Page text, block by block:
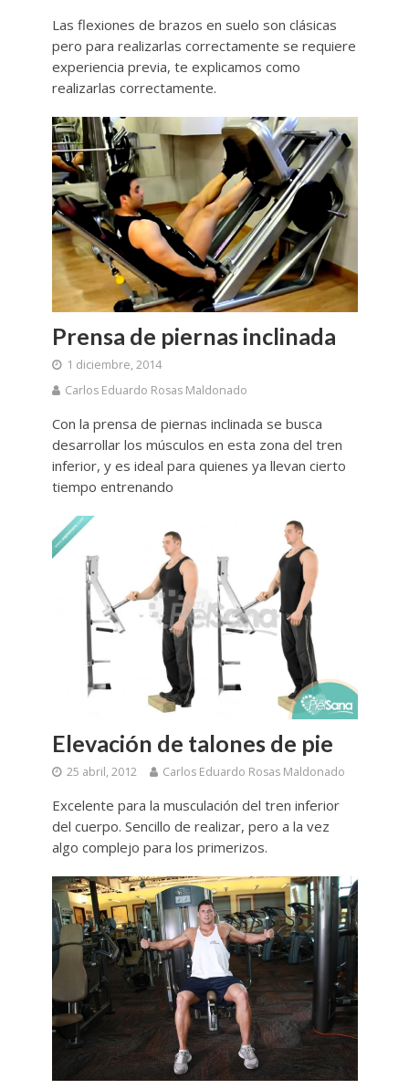
Las flexiones de brazos en suelo son clásicas
pero para realizarlas correctamente se requiere
experiencia previa, te explicamos como
realizarlas correctamente.
Prensa de piernas inclinada
1 diciembre, 2014
Carlos Eduardo Rosas Maldonado
Con la prensa de piernas inclinada se busca
desarrollar los músculos en esta zona del tren
inferior, y es ideal para quienes ya llevan cierto
tiempo entrenando
Elevación de talones de pie
25 abril, 2012 Carlos Eduardo Rosas Maldonado
Excelente para la musculación del tren inferior
del cuerpo. Sencillo de realizar, pero a la vez
algo complejo para los primerizos.